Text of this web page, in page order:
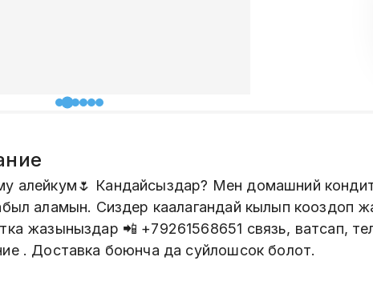
алейкум🌷 Кандайсыздар? Мен домашний
аламын. Сиздер каалагандай кылып кооздоп
жазыныздар 📲 +79261568651 связь, ватсап,
. Доставка боюнча да суйлошсок болот.